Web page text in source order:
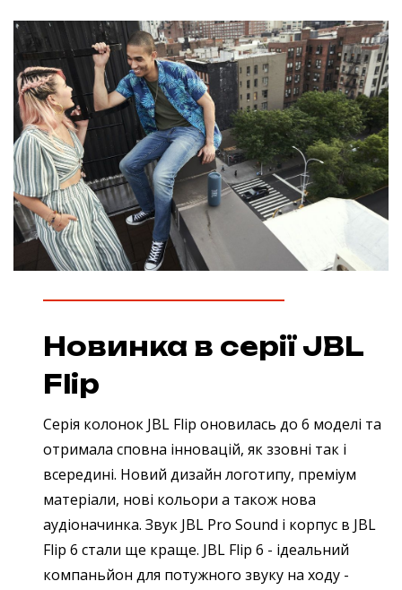
Новинка в серії JBL
Flip
Серія колонок JBL Flip оновилась до 6 моделі та
отримала сповна інновацій, як ззовні так і
всередині. Новий дизайн логотипу, преміум
матеріали, нові кольори а також нова
аудіоначинка. Звук JBL Pro Sound і корпус в JBL
Flip 6 стали ще краще. JBL Flip 6 - ідеальний
компаньйон для потужного звуку на ходу -